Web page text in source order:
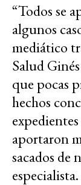
“Todos se
algunos
mediático
Salud
que pocas
hechos
aportaron
sacados de
especialista.